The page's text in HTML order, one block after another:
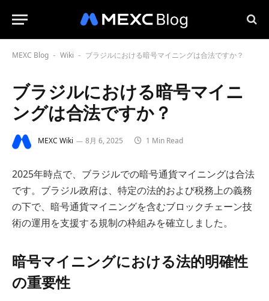
MEXC Blog - Wiki - ブラジルにおける暗号マイニングは合法ですか？
ブラジルにおける暗号マイニ
ングは合法ですか？
MEXC Wiki 8月 6, 2025 1 Min Read
2025年時点で、ブラジルでの暗号通貨マイニングは合法
です。ブラジル政府は、特定の法的および税務上の義務
の下で、暗号通貨マイニングを含むブロックチェーン技
術の運用を支援する規制の枠組みを確立しました。
暗号マイニングにおける法的明確性
の重要性